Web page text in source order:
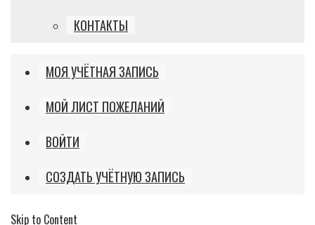
КОНТАКТЫ
МОЯ УЧЁТНАЯ ЗАПИСЬ
МОЙ ЛИСТ ПОЖЕЛАНИЙ
ВОЙТИ
СОЗДАТЬ УЧЁТНУЮ ЗАПИСЬ
Skip to Content